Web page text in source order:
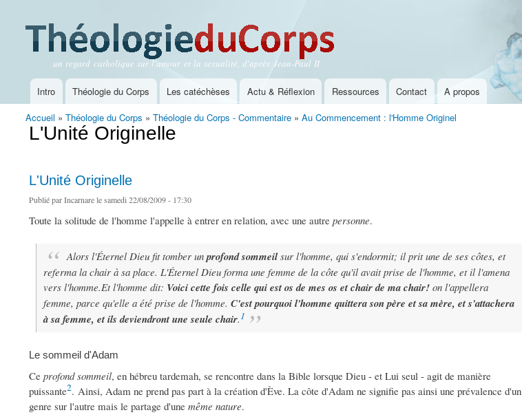
Théologie du Corps
un regard catholique sur l'amour et la sexualité, d'après Jean-Paul II
Menu principal
Intro Théologie du Corps Les catéchèses Actu & Réflexion Ressources Contact A propos
Vous êtes ici
Accueil » Théologie du Corps » Théologie du Corps - Commentaire » Au Commencement : l'Homme Originel
L'Unité Originelle
L'Unité Originelle
Publié parIncarnarele samedi 22/08/2009 - 17:30
Toute la solitude de l'homme l'appelle à entrer en relation, avec une autre personne.
Alors l'Éternel Dieu fit tomber unprofond sommeilsur l'homme, qui s'endormit; il prit une de ses côtes, et
referma la chair à sa place. L'Éternel Dieu forma une femme de la côte qu'il avait prise de l'homme, et il l'amena
vers l'homme.Et l'homme dit: Voici cette fois celle qui est os de mes os et chair de ma chair! on l'appellera
femme, parce qu'elle a été prise de l'homme. C'est pourquoi l'homme quittera son père et sa mère, et s'attachera
à sa femme, et ils deviendront une seule chair.1
Le sommeil d'Adam
Ce profond sommeil, en hébreu tardemah, se rencontre dans la Bible lorsque Dieu - et Lui seul - agit de manière
puissante2. Ainsi, Adam ne prend pas part à la création d'Ève. La côte d'Adam ne signifie pas ainsi une prévalence d'un
genre sur l'autre mais le partage d'une même nature.